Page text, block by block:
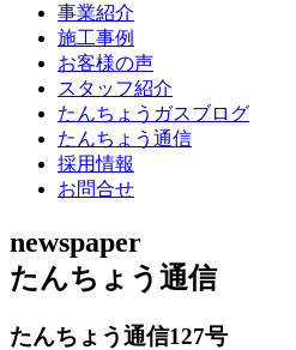
事業紹介
施工事例
お客様の声
スタッフ紹介
たんちょうガスブログ
たんちょう通信
採用情報
お問合せ
newspaper
たんちょう通信
たんちょう通信127号